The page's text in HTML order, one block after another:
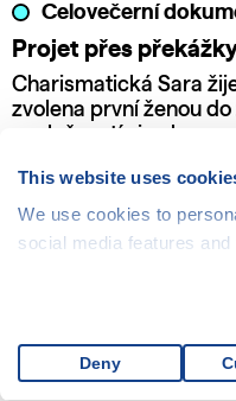
This website uses
We use cookies to
social media features
media, advertising and
them or that they’ve
services.
Deny
Celovečerní
Projet přes
Charismatická Sara
zvolena první ženou
společností si